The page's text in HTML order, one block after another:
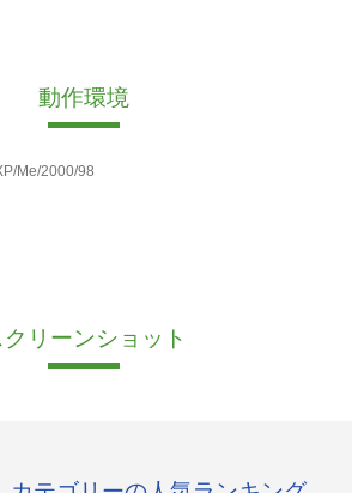
動作環境
Me/2000/98
クリーンショット